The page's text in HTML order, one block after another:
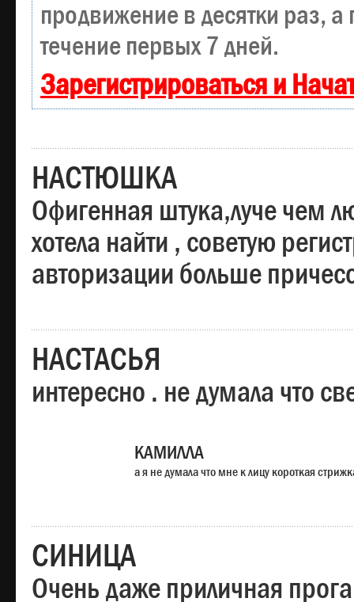
продвижение в десятки раз, а
течение первых 7 дней.
Зарегистрироваться и
НАСТЮШКА
Офигенная штука,луче чем
хотела найти , советую
авторизации больше
НАСТАСЬЯ
интересно . не думала что
КАМИЛЛА
а я не думала что мне к лицу короткая
СИНИЦА
Очень даже приличная